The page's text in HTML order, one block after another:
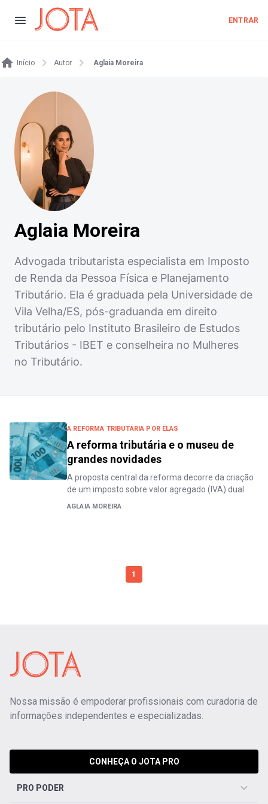
ENTRAR
Início Autor Aglaia Moreira
Aglaia Moreira
Advogada tributarista especialista em Imposto
de Renda da Pessoa Física e Planejamento
Tributário. Ela é graduada pela Universidade de
Vila Velha/ES, pós-graduanda em direito
tributário pelo Instituto Brasileiro de Estudos
Tributários - IBET e conselheira no Mulheres
no Tributário.
A REFORMA TRIBUTÁRIA POR ELAS
A reforma tributária e o museu de
grandes novidades
A proposta central da reforma decorre da criação
de um imposto sobre valor agregado (IVA) dual
AGLAIA MOREIRA
1
Nossa missão é empoderar profissionais com curadoria de
informações independentes e especializadas.
CONHEÇA O JOTA PRO
PRO PODER